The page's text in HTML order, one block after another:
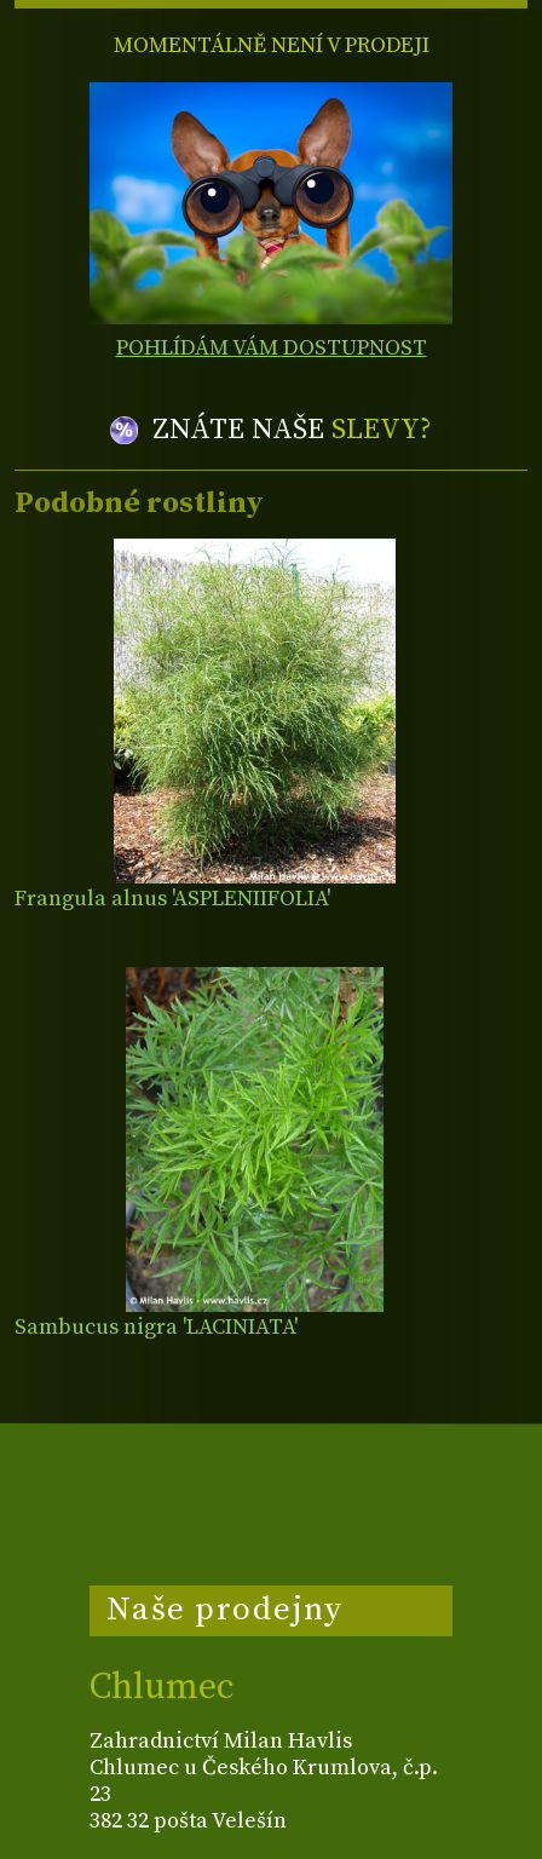
MOMENTÁLNĚ NENÍ V PRODEJI
POHLÍDÁM VÁM DOSTUPNOST
ZNÁTE NAŠE SLEVY?
Podobné rostliny
Frangula alnus 'ASPLENIIFOLIA'
Sambucus nigra 'LACINIATA'
Naše prodejny
Chlumec
Zahradnictví Milan Havlis
Chlumec u Českého Krumlova, č.p.
23
382 32 pošta Velešín